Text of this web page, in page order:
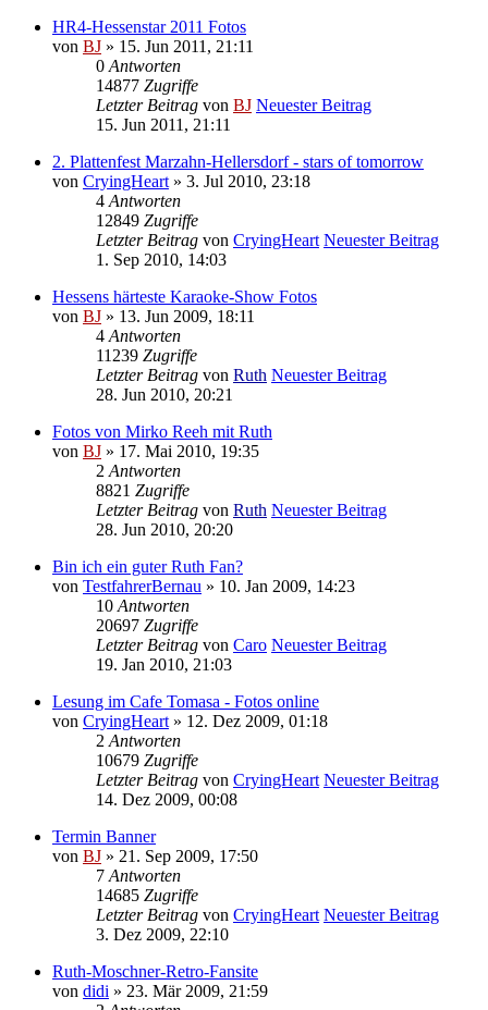
HR4-Hessenstar 2011 Fotos
von BJ » 15. Jun 2011, 21:11
0 Antworten
14877 Zugriffe
Letzter Beitrag von BJ Neuester Beitrag
15. Jun 2011, 21:11
2. Plattenfest Marzahn-Hellersdorf - stars of tomorrow
von CryingHeart » 3. Jul 2010, 23:18
4 Antworten
12849 Zugriffe
Letzter Beitrag von CryingHeart Neuester Beitrag
1. Sep 2010, 14:03
Hessens härteste Karaoke-Show Fotos
von BJ » 13. Jun 2009, 18:11
4 Antworten
11239 Zugriffe
Letzter Beitrag von Ruth Neuester Beitrag
28. Jun 2010, 20:21
Fotos von Mirko Reeh mit Ruth
von BJ » 17. Mai 2010, 19:35
2 Antworten
8821 Zugriffe
Letzter Beitrag von Ruth Neuester Beitrag
28. Jun 2010, 20:20
Bin ich ein guter Ruth Fan?
von TestfahrerBernau » 10. Jan 2009, 14:23
10 Antworten
20697 Zugriffe
Letzter Beitrag von Caro Neuester Beitrag
19. Jan 2010, 21:03
Lesung im Cafe Tomasa - Fotos online
von CryingHeart » 12. Dez 2009, 01:18
2 Antworten
10679 Zugriffe
Letzter Beitrag von CryingHeart Neuester Beitrag
14. Dez 2009, 00:08
Termin Banner
von BJ » 21. Sep 2009, 17:50
7 Antworten
14685 Zugriffe
Letzter Beitrag von CryingHeart Neuester Beitrag
3. Dez 2009, 22:10
Ruth-Moschner-Retro-Fansite
von didi » 23. Mär 2009, 21:59